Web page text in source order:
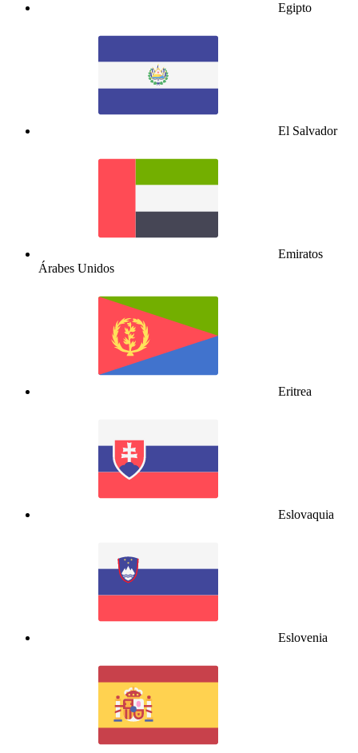
Egipto
El Salvador
Emiratos
Árabes Unidos
Eritrea
Eslovaquia
Eslovenia